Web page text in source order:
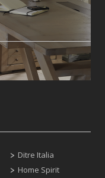
Ditre Italia
Home Spirit